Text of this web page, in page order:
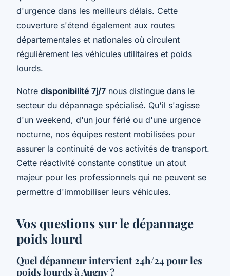
d'urgence dans les meilleurs délais. Cette
couverture s'étend également aux routes
départementales et nationales où circulent
régulièrement les véhicules utilitaires et poids
lourds.
Notre disponibilité 7j/7 nous distingue dans le
secteur du dépannage spécialisé. Qu'il s'agisse
d'un weekend, d'un jour férié ou d'une urgence
nocturne, nos équipes restent mobilisées pour
assurer la continuité de vos activités de transport.
Cette réactivité constante constitue un atout
majeur pour les professionnels qui ne peuvent se
permettre d'immobiliser leurs véhicules.
Vos questions sur le dépannage
poids lourd
Quel dépanneur intervient 24h/24 pour les
poids lourds à Augny ?